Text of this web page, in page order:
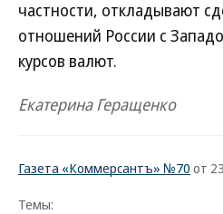
частности, откладывают
отношений России с
курсов валют.
Екатерина Геращенко
Газета «Коммерсантъ» №70 от
Темы: